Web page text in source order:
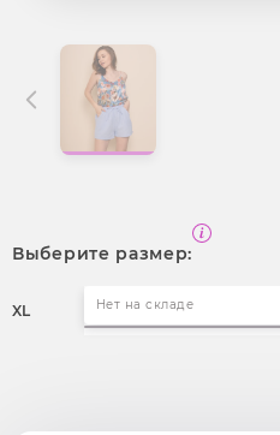
Выберите размер:
XL Нет на складе